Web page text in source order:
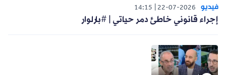
فيديو 22-07-2026
14:15
إجراء قانوني خاطئ دمر حياتي | #بارلوار